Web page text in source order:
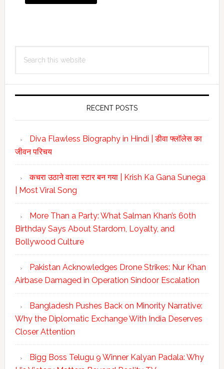
Primary
Sidebar
this
RECENT POSTS
Diva Flawless Biography in Hindi | डीवा फ्लॉलेस का
जीवन परिचय
कचरा उठाने वाला स्टार बन गया | Krish Ka Gana Sunega
| Most Viral Song
More Than a Party: What Salman Khan’s 60th
Birthday Says About Stardom, Loyalty, and
Bollywood Culture
Pakistan Acknowledges Drone Strikes: Nur Khan
Airbase Damaged in Operation Sindoor Escalation
Bangladesh Pushes Back on Minority Narrative:
Why the Diplomatic Exchange With India Deserves
Closer Attention
Bigg Boss Telugu 9 Winner Kalyan Padala: Why